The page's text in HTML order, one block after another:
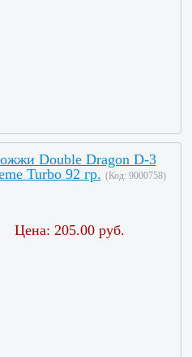
Double Dragon D-3
Turbo 92 гр. (Код: 9000758)
Цена: 205.00 руб.